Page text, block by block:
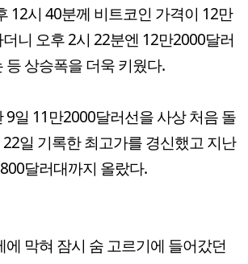
12시 40분께 비트코인 가격이 12만
니 오후 2시 22분엔 12만2000달러
등 상승폭을 더욱 키웠다.
9일 11만2000달러선을 사상 처음 돌
일 기록한 최고가를 경신했고 지난
달러대까지 올랐다.
막혀 잠시 숨 고르기에 들어갔던